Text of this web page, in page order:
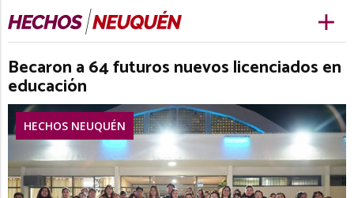
Becaron a 64 futuros nuevos licenciados en
educación
HECHOS NEUQUÉN